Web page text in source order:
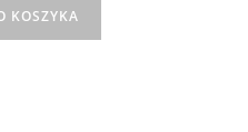
KOSZYKA